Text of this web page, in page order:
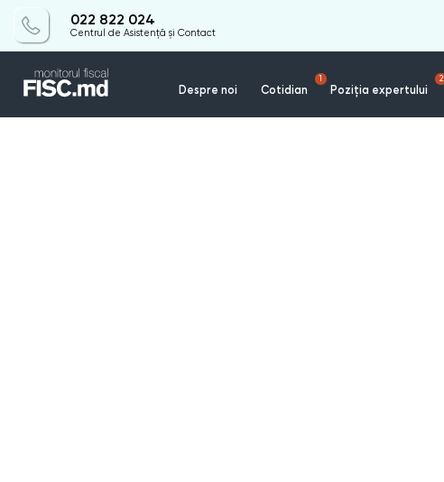
022 822 024
Centrul de Asistență și Contact
Despre noi Cotidian
1
Poziția expertului
2